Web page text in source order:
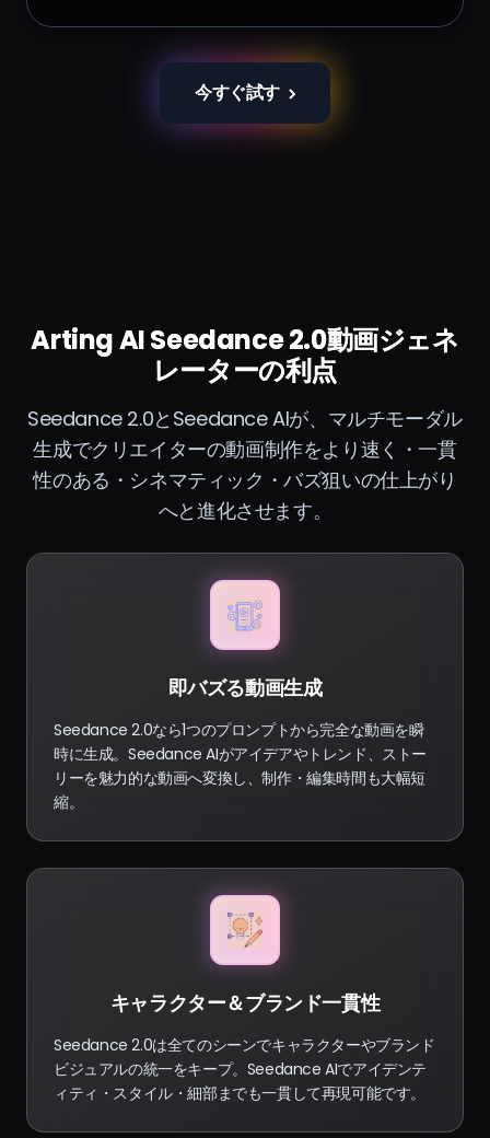
今すぐ試す
Arting AI Seedance 2.0動画ジェネ
レーターの利点
Seedance 2.0とSeedance AIが、マルチモーダル
生成でクリエイターの動画制作をより速く・一貫
性のある・シネマティック・バズ狙いの仕上がり
へと進化させます。
即バズる動画生成
Seedance 2.0なら1つのプロンプトから完全な動画を瞬
時に生成。Seedance AIがアイデアやトレンド、ストー
リーを魅力的な動画へ変換し、制作・編集時間も大幅短
縮。
キャラクター＆ブランド一貫性
Seedance 2.0は全てのシーンでキャラクターやブランド
ビジュアルの統一をキープ。Seedance AIでアイデンテ
ィティ・スタイル・細部までも一貫して再現可能です。